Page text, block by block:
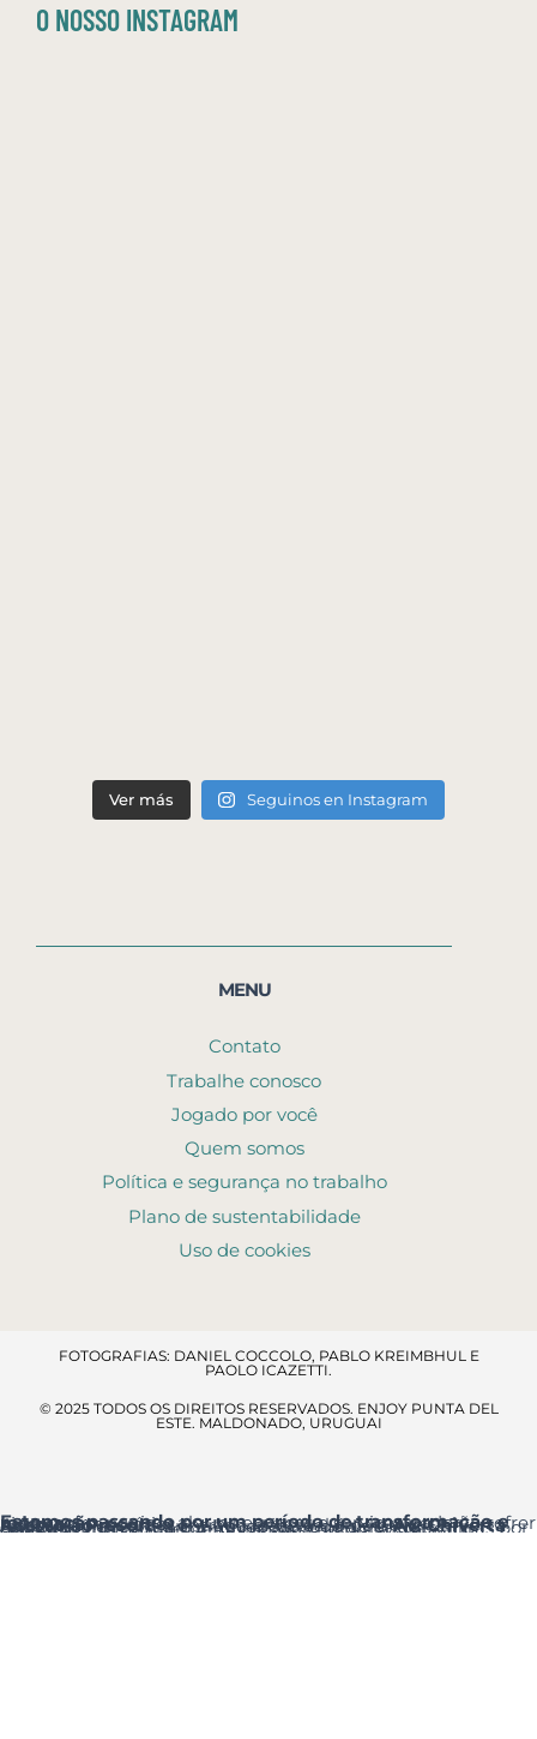
O NOSSO INSTAGRAM
Ver más Seguinos en Instagram
MENU
Contato
Trabalhe conosco
Jogado por você
Quem somos
Política e segurança no trabalho
Plano de sustentabilidade
Uso de cookies
FOTOGRAFIAS: DANIEL COCCOLO, PABLO KREIMBHUL E
PAOLO ICAZETTI.
© 2025 TODOS OS DIREITOS RESERVADOS. ENJOY PUNTA DEL
ESTE. MALDONADO, URUGUAI
Estamos passando por um período de transformação e renovação
, por isso alguns espaços e serviços poderão sofrer ajustes temporários.
Acesso ao resort: a entrada principal é pelaAv. Chiverta
onde você encontrará a Recepção logo ao entrar.
Agradecemos a sua compreensão e pedimos desculpas por qualquer inconveniente que essas melhorias possam causar.